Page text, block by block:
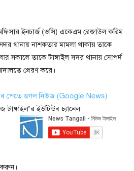
ইনচার্জ (ওসি) একেএম রেজাউল করিম
থানায় নাশকতার মামলা থাকায় তাকে
সকালে তাকে টাঙ্গাইল সদর থানায় সোপর্দ
প্রেরণ করে।
পেতে গুগল নিউজ (Google News)
টাঙ্গাইল"র ইউটিউব চ্যানেল